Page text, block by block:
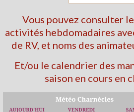
Vous pouvez consulter
activités hebdomadaires
de RV, et noms des
Et/ou le calendrier des
saison en cours en